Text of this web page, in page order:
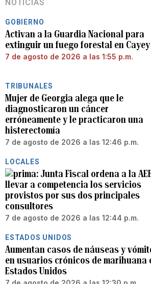
NOTICIAS
GOBIERNO
Activan a la Guardia Nacional para
extinguir un fuego forestal en Cayey
7 de agosto de 2026 a las 1:55 p.m.
TRIBUNALES
Mujer de Georgia alega que le
diagnosticaron un cáncer
erróneamente y le practicaron una
histerectomía
7 de agosto de 2026 a las 12:46 p.m.
LOCALES
Junta Fiscal ordena a la
llevar a competencia los servicios
provistos por sus dos principales
consultores
7 de agosto de 2026 a las 12:44 p.m.
ESTADOS UNIDOS
Aumentan casos de náuseas y
en usuarios crónicos de marihuana
Estados Unidos